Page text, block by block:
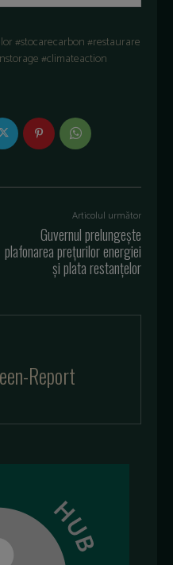
#stocarecarbon #restaurare
#climateaction
Articolul următor
Guvernul prelungește
plafonarea prețurilor energiei
și plata restanțelor
Report